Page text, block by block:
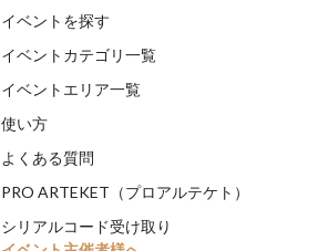
イベントを探す
イベントカテゴリ一覧
イベントエリア一覧
使い方
よくある質問
PRO ARTEKET（プロアルテケト）
シリアルコード受け取り